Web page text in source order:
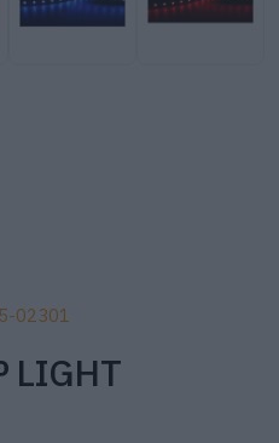
02301
LIGHT